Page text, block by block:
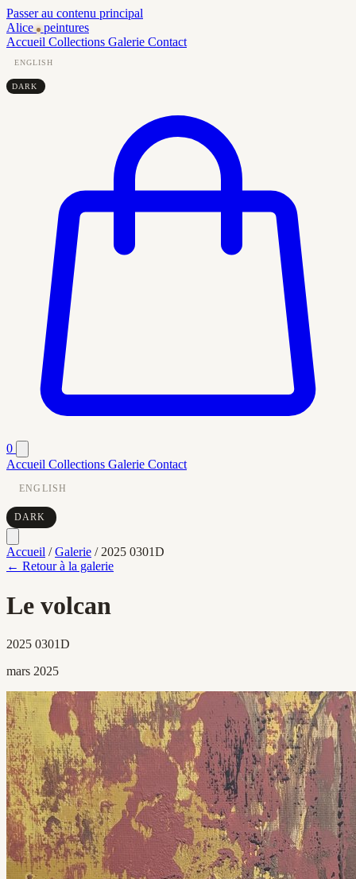
Passer au contenu principal
Alice
peintures
Accueil Collections Galerie Contact
ENGLISH
DARK
0
Accueil Collections Galerie Contact
ENGLISH
DARK
Accueil / Galerie / 2025 0301D
← Retour à la galerie
Le volcan
2025 0301D
mars 2025